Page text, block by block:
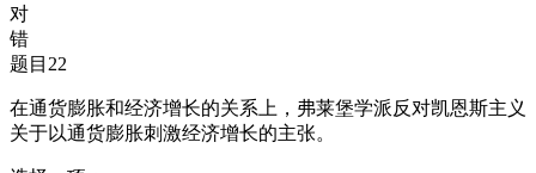
对
错
题目22
在通货膨胀和经济增长的关系上，弗莱堡学派反对凯恩斯主义
关于以通货膨胀刺激经济增长的主张。